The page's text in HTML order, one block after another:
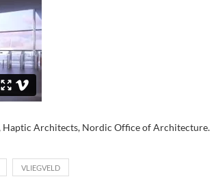
Haptic Architects, Nordic Office of Architecture.
VLIEGVELD